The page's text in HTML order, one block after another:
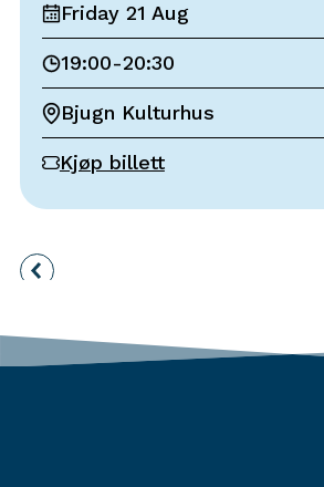
Friday 21 Aug
19:00-20:30
Bjugn Kulturhus
Kjøp billett